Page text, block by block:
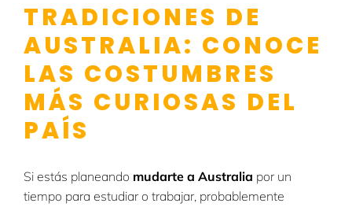
TRADICIONES DE
AUSTRALIA: CONOCE
LAS COSTUMBRES
MÁS CURIOSAS DEL
PAÍS
Si estás planeando mudarte a Australia por un
tiempo para estudiar o trabajar, probablemente